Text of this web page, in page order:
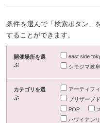
条件を選んで「検索ボタン」
することができます。
開催場所を選
ぶ
east side
シモジマ岐
カテゴリを選
ぶ
アーティフ
プリザーブ
POP
ハワイアン